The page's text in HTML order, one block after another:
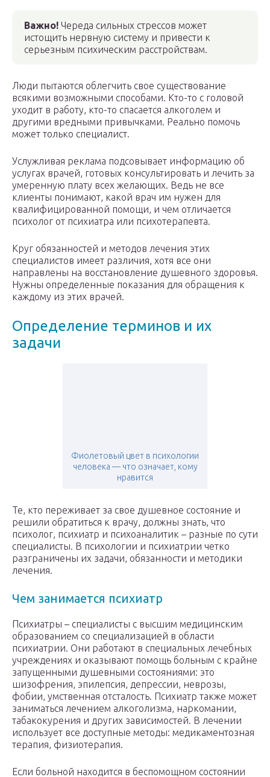
Важно! Череда сильных стрессов может
истощить нервную систему и привести к
серьезным психическим расстройствам.
Люди пытаются облегчить свое существование
всякими возможными способами. Кто-то с головой
уходит в работу, кто-то спасается алкоголем и
другими вредными привычками. Реально помочь
может только специалист.
Услужливая реклама подсовывает информацию об
услугах врачей, готовых консультировать и лечить за
умеренную плату всех желающих. Ведь не все
клиенты понимают, какой врач им нужен для
квалифицированной помощи, и чем отличается
психолог от психиатра или психотерапевта.
Круг обязанностей и методов лечения этих
специалистов имеет различия, хотя все они
направлены на восстановление душевного здоровья.
Нужны определенные показания для обращения к
каждому из этих врачей.
Определение терминов и их
задачи
Фиолетовый цвет в психологии
человека — что означает, кому
нравится
Те, кто переживает за свое душевное состояние и
решили обратиться к врачу, должны знать, что
психолог, психиатр и психоаналитик – разные по сути
специалисты. В психологии и психиатрии четко
разграничены их задачи, обязанности и методики
лечения.
Чем занимается психиатр
Психиатры – специалисты с высшим медицинским
образованием со специализацией в области
психиатрии. Они работают в специальных лечебных
учреждениях и оказывают помощь больным с крайне
запущенными душевными состояниями: это
шизофрения, эпилепсия, депрессии, неврозы,
фобии, умственная отсталость. Психиатр также может
заниматься лечением алкоголизма, наркомании,
табакокурения и других зависимостей. В лечении
использует все доступные методы: медикаментозная
терапия, физиотерапия.
Если больной находится в беспомощном состоянии